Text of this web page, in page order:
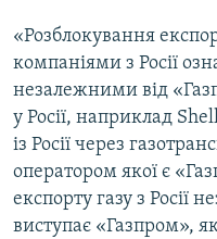
«Розблокування
компаніями з Росії
незалежними від
у Росії, наприклад
із Росії через
оператором якої є
експорту газу з
виступає «Газпром»,